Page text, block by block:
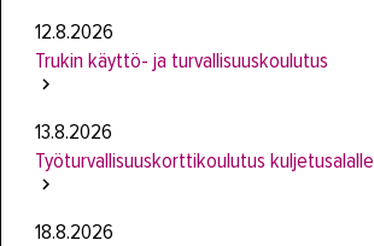
12.8.2026
Trukin käyttö- ja turvallisuuskoulutus
13.8.2026
Työturvallisuuskorttikoulutus kuljetusalalle
18.8.2026